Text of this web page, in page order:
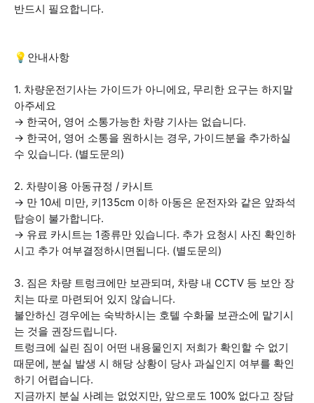
반드시 필요합니다.
💡안내사항
1. 차량운전기사는 가이드가 아니에요, 무리한 요구는 하지말
아주세요
→ 한국어, 영어 소통가능한 차량 기사는 없습니다.
→ 한국어, 영어 소통을 원하시는 경우, 가이드분을 추가하실
수 있습니다. (별도문의)
2. 차량이용 아동규정 / 카시트
→ 만 10세 미만, 키135cm 이하 아동은 운전자와 같은 앞좌석
탑승이 불가합니다.
→ 유료 카시트는 1종류만 있습니다. 추가 요청시 사진 확인하
시고 추가 여부결정하시면됩니다. (별도문의)
3. 짐은 차량 트렁크에만 보관되며, 차량 내 CCTV 등 보안 장
치는 따로 마련되어 있지 않습니다.
불안하신 경우에는 숙박하시는 호텔 수화물 보관소에 맡기시
는 것을 권장드립니다.
트렁크에 실린 짐이 어떤 내용물인지 저희가 확인할 수 없기
때문에, 분실 발생 시 해당 상황이 당사 과실인지 여부를 확인
하기 어렵습니다.
지금까지 분실 사례는 없었지만, 앞으로도 100% 없다고 장담